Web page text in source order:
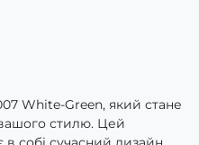
White-Green, який стане
стилю. Цей